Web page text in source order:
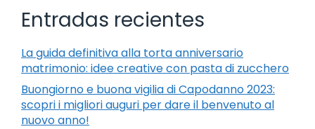
Entradas recientes
La guida definitiva alla torta anniversario
matrimonio: idee creative con pasta di zucchero
Buongiorno e buona vigilia di Capodanno 2023:
scopri i migliori auguri per dare il benvenuto al
nuovo anno!